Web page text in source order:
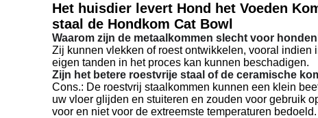
Het huisdier levert Hond het Voeden
staal de Hondkom Cat Bowl
Waarom zijn de metaalkommen slecht voor
Zij kunnen vlekken of roest ontwikkelen, vooral
eigen tanden in het proces kan kunnen beschadigen.
Zijn het betere roestvrije staal of de ceramische
Cons.: De roestvrij staalkommen kunnen een klein
uw vloer glijden en stuiteren en zouden voor gebruik
voor en niet voor de extreemste temperaturen bedoeld.